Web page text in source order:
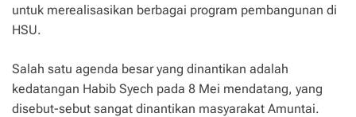
untuk merealisasikan berbagai program pembangunan di
HSU.
Salah satu agenda besar yang dinantikan adalah
kedatangan Habib Syech pada 8 Mei mendatang, yang
disebut-sebut sangat dinantikan masyarakat Amuntai.